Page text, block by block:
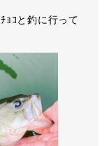
ｮｺと釣に行って